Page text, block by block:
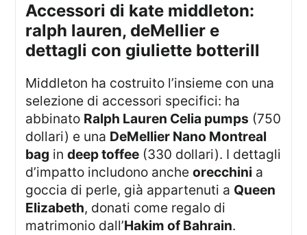
accessori di kate middleton:
ralph lauren, deMellier e
dettagli con giuliette botterill
Middleton ha costruito l’insieme con una
selezione di accessori specifici: ha
abbinato Ralph Lauren Celia pumps (750
dollari) e una DeMellier Nano Montreal
bag indeep toffee (330 dollari). I dettagli
d’impatto includono ancheorecchini a
goccia di perle, già appartenuti a Queen
Elizabeth, donati come regalo di
matrimonio dall’Hakim of Bahrain.